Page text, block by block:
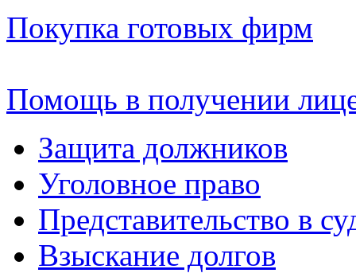
Покупка готовых фирм
Помощь в получении
Защита должников
Уголовное право
Представительство в
Взыскание долгов